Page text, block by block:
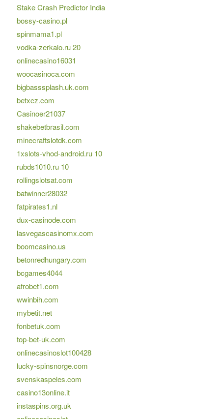
Stake Crash Predictor India
bossy-casino.pl
spinmama1.pl
vodka-zerkalo.ru 20
onlinecasino16031
woocasinoca.com
bigbasssplash.uk.com
betxcz.com
Casinoer21037
shakebetbrasil.com
minecraftslotdk.com
1xslots-vhod-android.ru 10
rubds1010.ru 10
rollingslotsat.com
batwinner28032
fatpirates1.nl
dux-casinode.com
lasvegascasinomx.com
boomcasino.us
betonredhungary.com
bcgames4044
afrobet1.com
wwinbih.com
mybetit.net
fonbetuk.com
top-bet-uk.com
onlinecasinoslot100428
lucky-spinsnorge.com
svenskaspeles.com
casino13online.it
instaspins.org.uk